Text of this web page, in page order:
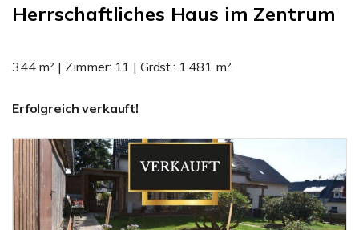
Herrschaftliches Haus im Zentrum
344 m² | Zimmer: 11 | Grdst.: 1.481 m²
Erfolgreich verkauft!